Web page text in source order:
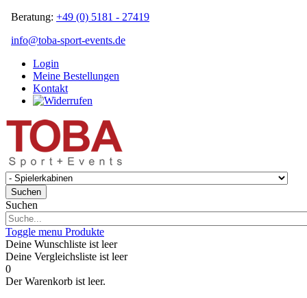
Beratung: +49 (0) 5181 - 27419
info@toba-sport-events.de
Login
Meine Bestellungen
Kontakt
Suchen
Suchen
Toggle menu Produkte
Deine Wunschliste ist leer
Deine Vergleichsliste ist leer
0
Der Warenkorb ist leer.